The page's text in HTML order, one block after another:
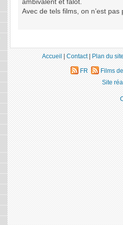
ambivalent et falot.
Avec de tels films, on n’est
Accueil|Contact|Plan du
FR Films
Site